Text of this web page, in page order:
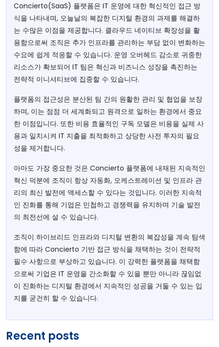
Concierto(SaaS) 플랫폼은 IT 운영에 대한 혁신적인 접근 방
식을 나타내며, 오늘날의 복잡한 디지털 환경의 과제를 해결하
는 수많은 이점을 제공합니다. 클라우드 네이티브 확장성을 활
용함으로써 조직은 추가 인프라를 관리하는 부담 없이 변화하는
수요에 쉽게 적응할 수 있습니다. 운영 오버헤드 감소로 귀중한
리소스가 확보되어 IT 팀은 혁신과 비즈니스 성장을 촉진하는
전략적 이니셔티브에 집중할 수 있습니다.
플랫폼의 접근성은 분산된 팀 간의 원활한 관리 및 협업을 보장
하며, 이는 점점 더 세계화되고 원격으로 일하는 환경에서 중요
한 이점입니다. 또한 비용 효율적인 구독 모델은 비용을 실제 사
용과 일치시켜 IT 지출을 최적화하고 상당한 사전 투자의 필요
성을 제거합니다.
아마도 가장 중요한 것은 Concierto 플랫폼에 내재된 지속적인
혁신 덕분에 조직이 항상 자동화, 오케스트레이션 및 인프라 관
리의 최신 발전에 액세스할 수 있다는 것입니다. 이러한 지속적
인 진화를 통해 기업은 민첩하고 경쟁력을 유지하며 기술 발전
의 최전선에 설 수 있습니다.
조직이 하이브리드 인프라와 디지털 변환의 복잡성을 계속 탐색
함에 따라 Concierto 기반 접근 방식을 채택하는 것이 전략적
필수 사항으로 부상하고 있습니다. 이 강력한 플랫폼을 채택함
으로써 기업은 IT 운영을 간소화할 수 있을 뿐만 아니라 끊임없
이 진화하는 디지털 환경에서 지속적인 성공을 거둘 수 있는 입
지를 굳건히 할 수 있습니다.
Recent posts